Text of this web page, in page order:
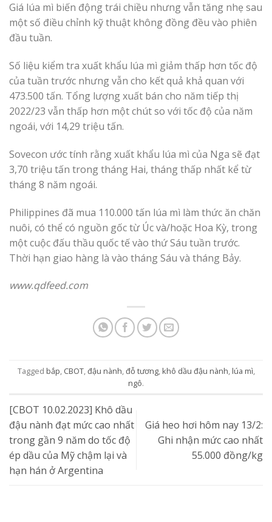
Giá lúa mì biến động trái chiều nhưng vẫn tăng nhẹ sau
một số điều chỉnh kỹ thuật không đồng đều vào phiên
đầu tuần.
Số liệu kiểm tra xuất khẩu lúa mì giảm thấp hơn tốc độ
của tuần trước nhưng vẫn cho kết quả khả quan với
473.500 tấn. Tổng lượng xuất bán cho năm tiếp thị
2022/23 vẫn thấp hơn một chút so với tốc độ của năm
ngoái, với 14,29 triệu tấn.
Sovecon ước tính rằng xuất khẩu lúa mì của Nga sẽ đạt
3,70 triệu tấn trong tháng Hai, tháng thấp nhất kể từ
tháng 8 năm ngoái.
Philippines đã mua 110.000 tấn lúa mì làm thức ăn chăn
nuôi, có thể có nguồn gốc từ Úc và/hoặc Hoa Kỳ, trong
một cuộc đấu thầu quốc tế vào thứ Sáu tuần trước.
Thời hạn giao hàng là vào tháng Sáu và tháng Bảy.
www.qdfeed.com
Tagged bắp, CBOT,đậu nành,đỗ tương, khô dầu đậu nành, lúa mì,
ngô.
[CBOT 10.02.2023] Khô dầu
đậu nành đạt mức cao nhất
trong gần 9 năm do tốc độ
ép dầu của Mỹ chậm lại và
hạn hán ở Argentina
Giá heo hơi hôm nay 13/2:
Ghi nhận mức cao nhất
55.000 đồng/kg